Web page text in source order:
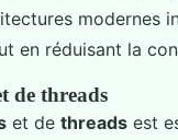
modernes
en réduisant la
de threads
et de threads est